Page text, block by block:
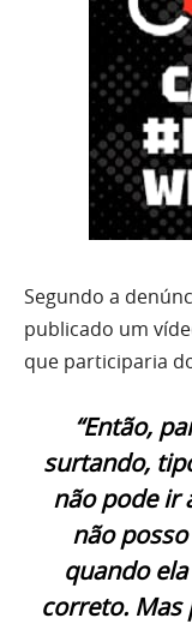
Segundo a
publicado um
que participaria
“Então,
surtando,
não pode ir
não
quando
correto. Mas